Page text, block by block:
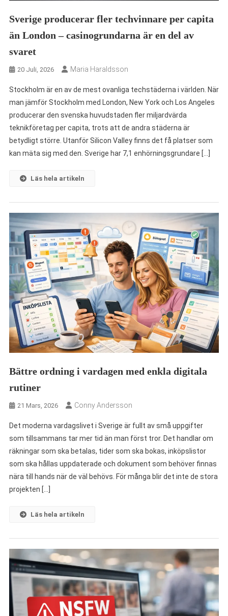
Sverige producerar fler techvinnare per capita
än London – casinogrundarna är en del av
svaret
20 Juli, 2026 Maria Haraldsson
Stockholm är en av de mest ovanliga techstäderna i världen. När
man jämför Stockholm med London, New York och Los Angeles
producerar den svenska huvudstaden fler miljardvärda
teknikföretag per capita, trots att de andra städerna är
betydligt större. Utanför Silicon Valley finns det få platser som
kan mäta sig med den. Sverige har 7,1 enhörningsgrundare […]
Läs hela artikeln
Bättre ordning i vardagen med enkla digitala
rutiner
21 Mars, 2026 Conny Andersson
Det moderna vardagslivet i Sverige är fullt av små uppgifter
som tillsammans tar mer tid än man först tror. Det handlar om
räkningar som ska betalas, tider som ska bokas, inköpslistor
som ska hållas uppdaterade och dokument som behöver finnas
nära till hands när de väl behövs. För många blir det inte de stora
projekten […]
Läs hela artikeln